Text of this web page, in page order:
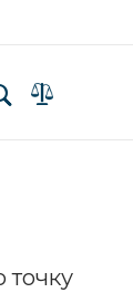
точку